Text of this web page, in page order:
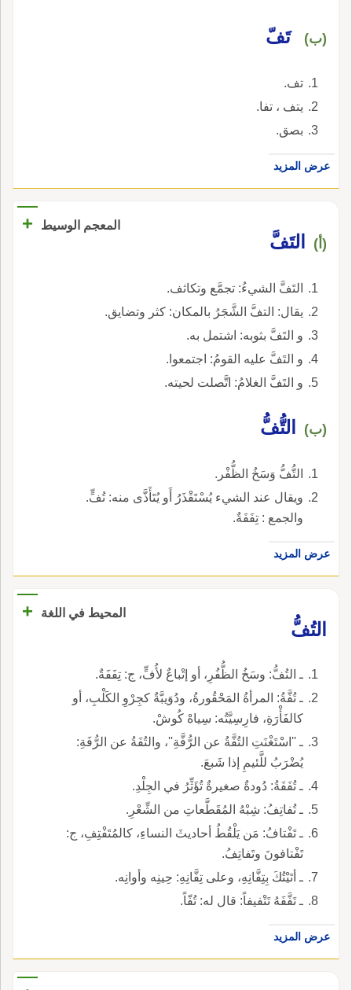
(ب) تَفّ
تف.
يتف ، تفا.
بصق.
عرض المزيد
المعجم الوسيط +
(أ) التَفَّ
التَفَّ الشيءُ: تجمَّع وتكاثف.
يقال: التفَّ الشَّجَرُ بالمكان: كثر وتضايق.
و التَفَّ بثوبه: اشتمل به.
و التَفَّ عليه القومُ: اجتمعوا.
و التَفَّ الغلامُ: اتَّصلت لحيته.
(ب) التُّفُّ
التُّفُّ وَسَخُ الظُّفْر.
ويقال عند الشيء يُسْتَقْذَرُ أَو يُتَأَذَّى منه: تُفٍّ.
والجمع : تِفَفَةٌ.
عرض المزيد
المحيط في اللغة
+
التُفُّ
ـ التُفُّ: وسَخُ الظُّفُرِ، أو إتْباعٌ لأُفٍّ، ج: تِفَفَةٌ.
ـ تُفَّةُ: المرأةُ المَحْقُورةُ، ودُوَيبَّةٌ كجِرْوِ الكَلْبِ، أو
كالفَأْرَةِ، فارِسِيَّتُه: سِياهْ كُوشْ.
ـ ''اسْتَغْنَتِ التُفَّةُ عن الرُّفَّةِ''، والتُفَةُ عن الرُّفَةِ:
يُضْرَبُ للَّئيمِ إذا شَبعَ.
ـ تُفَفَةُ: دُودةٌ صغيرةٌ تُؤَثِّرُ في الجِلْدِ.
ـ تُفاتِفُ: شِبْهُ المُقَطَّعاتِ من الشِّعْرِ.
ـ تَفْتافُ: مَن يَلْقُطُ أحاديثَ النساءِ، كالمُتَفْتِفِ، ج:
تَفْتافونَ وتَفاتِفُ.
ـ أتَيْتُكَ بِتِفَّانِهِ، وعلى تِفَّانِهِ: حِينِه وأوانِه.
ـ تَفَّفَهُ تَتْفيفاً: قال له: تُفّاً.
عرض المزيد